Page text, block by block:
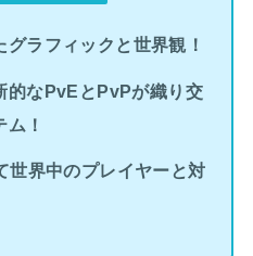
ラフィックと世界観！
的なPvEとPvPが織り交
！
世界中のプレイヤーと対